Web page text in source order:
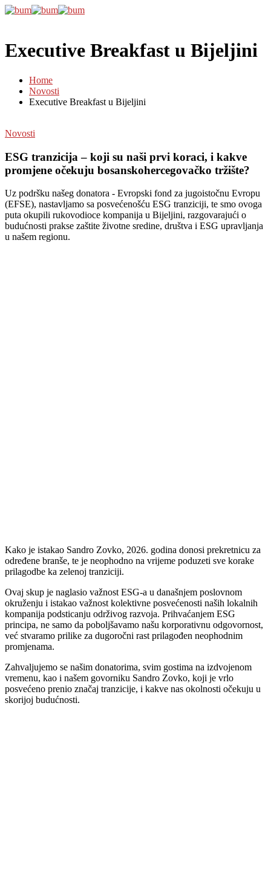
Executive Breakfast u Bijeljini
Home
Novosti
Executive Breakfast u Bijeljini
Novosti
ESG tranzicija – koji su naši prvi koraci, i kakve
promjene očekuju bosanskohercegovačko tržište?
Uz podršku našeg donatora - Evropski fond za jugoistočnu Evropu
(EFSE), nastavljamo sa posvećenošću ESG tranziciji, te smo ovoga
puta okupili rukovodioce kompanija u Bijeljini, razgovarajući o
budućnosti prakse zaštite životne sredine, društva i ESG upravljanja
u našem regionu.
Kako je istakao Sandro Zovko, 2026. godina donosi prekretnicu za
određene branše, te je neophodno na vrijeme poduzeti sve korake
prilagodbe ka zelenoj tranziciji.
Ovaj skup je naglasio važnost ESG-a u današnjem poslovnom
okruženju i istakao važnost kolektivne posvećenosti naših lokalnih
kompanija podsticanju održivog razvoja. Prihvaćanjem ESG
principa, ne samo da poboljšavamo našu korporativnu odgovornost,
već stvaramo prilike za dugoročni rast prilagođen neophodnim
promjenama.
Zahvaljujemo se našim donatorima, svim gostima na izdvojenom
vremenu, kao i našem govorniku Sandro Zovko, koji je vrlo
posvećeno prenio značaj tranzicije, i kakve nas okolnosti očekuju u
skorijoj budućnosti.